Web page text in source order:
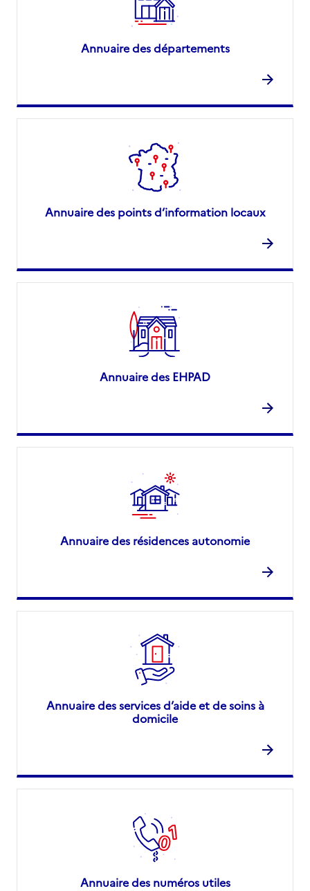
Annuaire des départements
Annuaire des points d’information locaux
Annuaire des EHPAD
Annuaire des résidences autonomie
Annuaire des services d’aide et de soins à
domicile
Annuaire des numéros utiles